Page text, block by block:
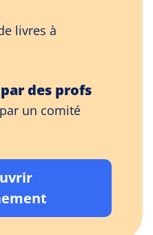
livres à
des profs
un comité